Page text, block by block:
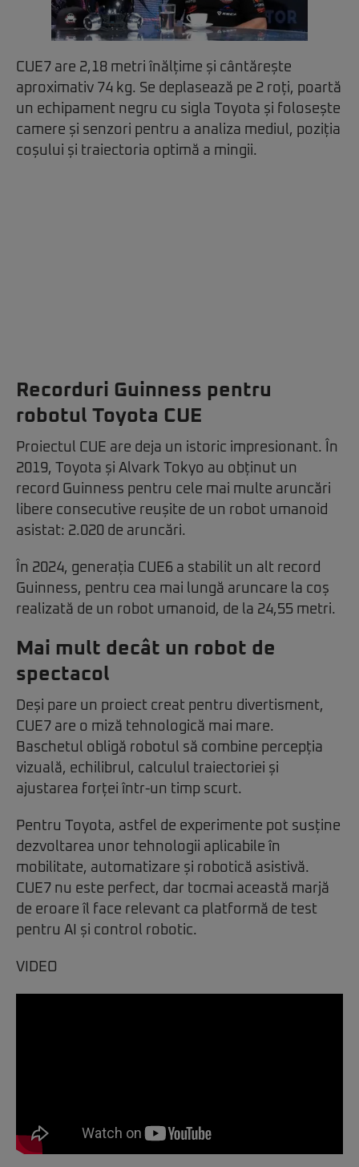
CUE7 are 2,18 metri înălțime și cântărește
aproximativ 74 kg. Se deplasează pe 2 roți, poartă
un echipament negru cu sigla Toyota și folosește
camere și senzori pentru a analiza mediul, poziția
coșului și traiectoria optimă a mingii.
Recorduri Guinness pentru
robotul Toyota CUE
Proiectul CUE are deja un istoric impresionant. În
2019, Toyota și Alvark Tokyo au obținut un
record Guinness pentru cele mai multe aruncări
libere consecutive reușite de un robot umanoid
asistat: 2.020 de aruncări.
În 2024, generația CUE6 a stabilit un alt record
Guinness, pentru cea mai lungă aruncare la coș
realizată de un robot umanoid, de la 24,55 metri.
Mai mult decât un robot de
spectacol
Deși pare un proiect creat pentru divertisment,
CUE7 are o miză tehnologică mai mare.
Baschetul obligă robotul să combine percepția
vizuală, echilibrul, calculul traiectoriei și
ajustarea forței într-un timp scurt.
Pentru Toyota, astfel de experimente pot susține
dezvoltarea unor tehnologii aplicabile în
mobilitate, automatizare și robotică asistivă.
CUE7 nu este perfect, dar tocmai această marjă
de eroare îl face relevant ca platformă de test
pentru AI și control robotic.
VIDEO